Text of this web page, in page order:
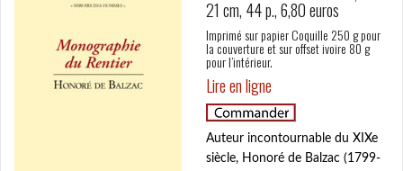
21 cm, 44 p., 6,80 euros
Imprimé sur papier Coquille 250 g pour
la couverture et sur offset ivoire 80 g
pour l’intérieur.
Lire en ligne
Auteur incontournable du XIXe
siècle, Honoré de Balzac (1799-